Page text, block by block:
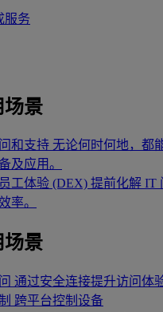
服务
场景
和支持 无论何时何地，都
及应用。
工体验 (DEX) 提前化解 IT
率。
场景
通过安全连接提升访问体
跨平台控制设备